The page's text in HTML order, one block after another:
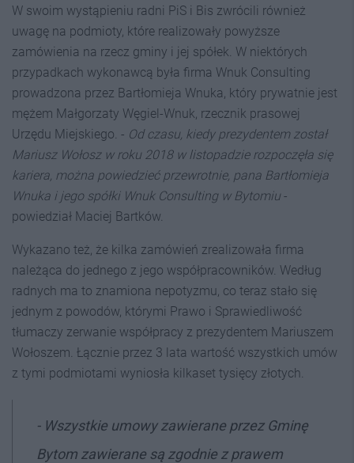
W swoim wystąpieniu radni PiS i Bis zwrócili również
uwagę na podmioty, które realizowały powyższe
zamówienia na rzecz gminy i jej spółek. W niektórych
przypadkach wykonawcą była firma Wnuk Consulting
prowadzona przez Bartłomieja Wnuka, który prywatnie jest
mężem Małgorzaty Węgiel-Wnuk, rzecznik prasowej
Urzędu Miejskiego. - Od czasu, kiedy prezydentem został
Mariusz Wołosz w roku 2018 w listopadzie rozpoczęła się
kariera, można powiedzieć przewrotnie, pana Bartłomieja
Wnuka i jego spółki Wnuk Consulting w Bytomiu -
powiedział Maciej Bartków.
Wykazano też, że kilka zamówień zrealizowała firma
należąca do jednego z jego współpracowników. Według
radnych ma to znamiona nepotyzmu, co teraz stało się
jednym z powodów, którymi Prawo i Sprawiedliwość
tłumaczy zerwanie współpracy z prezydentem Mariuszem
Wołoszem. Łącznie przez 3 lata wartość wszystkich umów
z tymi podmiotami wyniosła kilkaset tysięcy złotych.
- Wszystkie umowy zawierane przez Gminę
Bytom zawierane są zgodnie z prawem